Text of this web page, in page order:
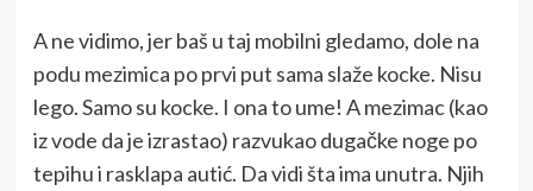
A ne vidimo, jer baš u taj mobilni gledamo, dole na
podu mezimica po prvi put sama slaže kocke. Nisu
lego. Samo su kocke. I ona to ume! A mezimac (kao
iz vode da je izrastao) razvukao dugačke noge po
tepihu i rasklapa autić. Da vidi šta ima unutra. Njih